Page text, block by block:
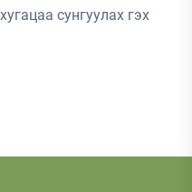
сунгуулах гэх